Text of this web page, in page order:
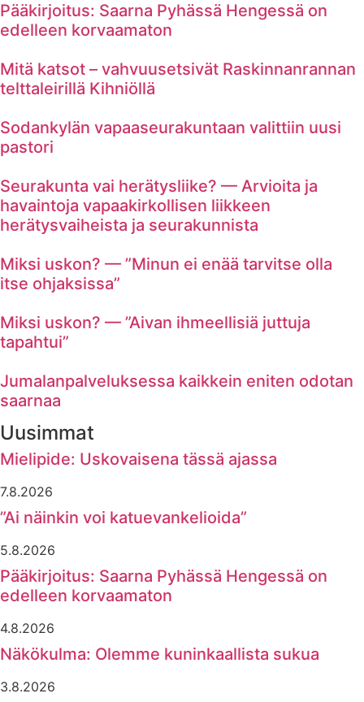
Pääkirjoitus: Saarna Pyhässä Hengessä on
edelleen korvaamaton
Mitä katsot – vahvuusetsivät Raskinnanrannan
telttaleirillä Kihniöllä
Sodankylän vapaaseurakuntaan valittiin uusi
pastori
Seurakunta vai herätysliike? — Arvioita ja
havaintoja vapaakirkollisen liikkeen
herätysvaiheista ja seurakunnista
Miksi uskon? — ”Minun ei enää tarvitse olla
itse ohjaksissa”
Miksi uskon? — ”Aivan ihmeellisiä juttuja
tapahtui”
Jumalanpalveluksessa kaikkein eniten odotan
saarnaa
Uusimmat
Mielipide: Uskovaisena tässä ajassa
7.8.2026
”Ai näinkin voi katuevankelioida”
5.8.2026
Pääkirjoitus: Saarna Pyhässä Hengessä on
edelleen korvaamaton
4.8.2026
Näkökulma: Olemme kuninkaallista sukua
3.8.2026